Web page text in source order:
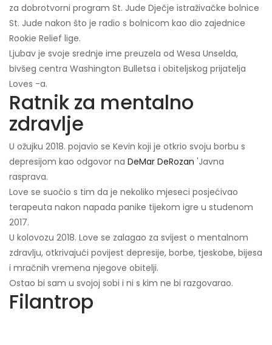
za dobrotvorni program St. Jude Dječje istraživačke bolnice
St. Jude nakon što je radio s bolnicom kao dio zajednice
Rookie Relief lige.
Ljubav je svoje srednje ime preuzela od Wesa Unselda,
bivšeg centra Washington Bulletsa i obiteljskog prijatelja
Loves -a.
Ratnik za mentalno
zdravlje
U ožujku 2018. pojavio se Kevin koji je otkrio svoju borbu s
depresijom kao odgovor na DeMar DeRozan 'Javna
rasprava.
Love se suočio s tim da je nekoliko mjeseci posjećivao
terapeuta nakon napada panike tijekom igre u studenom
2017.
U kolovozu 2018. Love se zalagao za svijest o mentalnom
zdravlju, otkrivajući povijest depresije, borbe, tjeskobe, bijesa
i mračnih vremena njegove obitelji.
Ostao bi sam u svojoj sobi i ni s kim ne bi razgovarao.
Filantrop